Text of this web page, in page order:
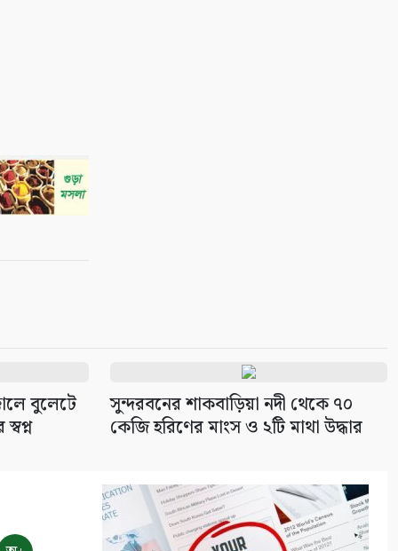
বুলেটে
সুন্দরবনের শাকবাড়িয়া নদী থেকে ৭০
কেজি হরিণের মাংস ও ২টি মাথা উদ্ধার